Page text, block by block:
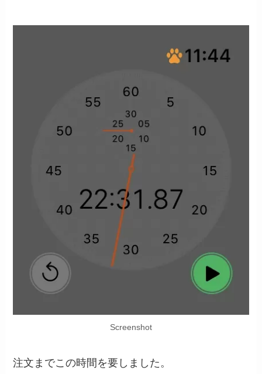
Screenshot
注文までこの時間を要しました。